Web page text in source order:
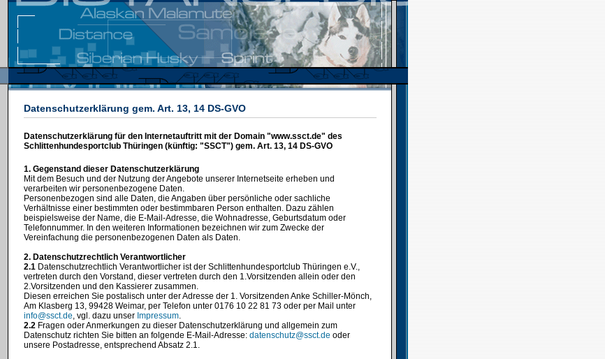
Datenschutzerklärung gem. Art. 13, 14 DS-GVO
Datenschutzerklärung für den Internetauftritt mit der Domain "www.ssct.de" des
Schlittenhundesportclub Thüringen (künftig: "SSCT") gem. Art. 13, 14 DS-GVO
1. Gegenstand dieser Datenschutzerklärung
Mit dem Besuch und der Nutzung der Angebote unserer Internetseite erheben und
verarbeiten wir personenbezogene Daten.
Personenbezogen sind alle Daten, die Angaben über persönliche oder sachliche
Verhältnisse einer bestimmten oder bestimmbaren Person enthalten. Dazu zählen
beispielsweise der Name, die E-Mail-Adresse, die Wohnadresse, Geburtsdatum oder
Telefonnummer. In den weiteren Informationen bezeichnen wir zum Zwecke der
Vereinfachung die personenbezogenen Daten als Daten.
2. Datenschutzrechtlich Verantwortlicher
2.1 Datenschutzrechtlich Verantwortlicher ist der Schlittenhundesportclub Thüringen e.V.,
vertreten durch den Vorstand, dieser vertreten durch den 1.Vorsitzenden allein oder den
2.Vorsitzenden und den Kassierer zusammen.
Diesen erreichen Sie postalisch unter der Adresse der 1. Vorsitzenden Anke Schiller-Mönch,
Am Klasberg 13, 99428 Weimar, per Telefon unter 0176 10 22 81 73 oder per Mail unter
info@ssct.de, vgl. dazu unser Impressum.
2.2 Fragen oder Anmerkungen zu dieser Datenschutzerklärung und allgemein zum
Datenschutz richten Sie bitten an folgende E-Mail-Adresse: datenschutz@ssct.de oder
unsere Postadresse, entsprechend Absatz 2.1.